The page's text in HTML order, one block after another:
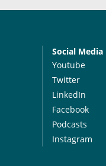
Social Media
Youtube
Twitter
LinkedIn
Facebook
Podcasts
Instagram